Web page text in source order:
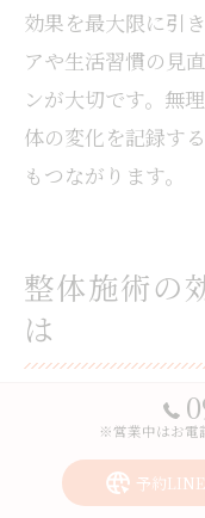
効果を最大限に引
アや生活習慣の見
ンが大切です。無
体の変化を記録す
もつながります。
整体施術の
は
整体 効果を長持ち
整体の効果を長持
※営業中はお電
予約LINE